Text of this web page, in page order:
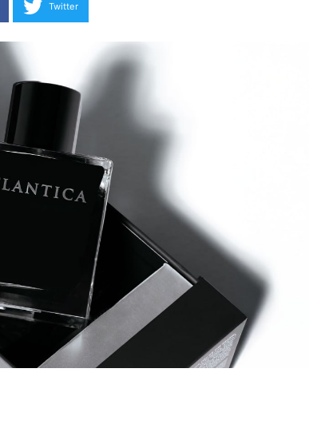
Twitter